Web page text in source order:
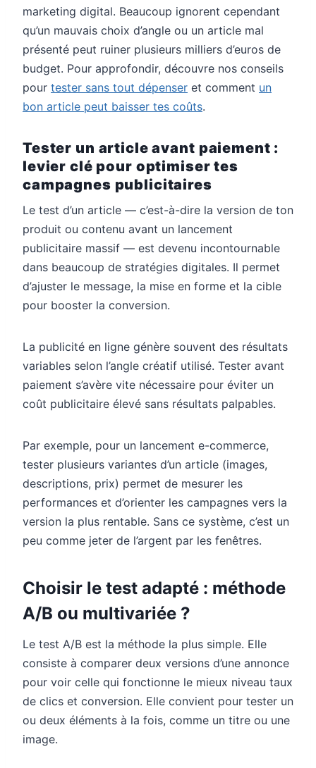
marketing digital. Beaucoup ignorent cependant
qu’un mauvais choix d’angle ou un article mal
présenté peut ruiner plusieurs milliers d’euros de
budget. Pour approfondir, découvre nos conseils
pour tester sans tout dépenser et comment un
bon article peut baisser tes coûts.
Tester un article avant paiement :
levier clé pour optimiser tes
campagnes publicitaires
Le test d’un article — c’est-à-dire la version de ton
produit ou contenu avant un lancement
publicitaire massif — est devenu incontournable
dans beaucoup de stratégies digitales. Il permet
d’ajuster le message, la mise en forme et la cible
pour booster la conversion.
La publicité en ligne génère souvent des résultats
variables selon l’angle créatif utilisé. Tester avant
paiement s’avère vite nécessaire pour éviter un
coût publicitaire élevé sans résultats palpables.
Par exemple, pour un lancement e-commerce,
tester plusieurs variantes d’un article (images,
descriptions, prix) permet de mesurer les
performances et d’orienter les campagnes vers la
version la plus rentable. Sans ce système, c’est un
peu comme jeter de l’argent par les fenêtres.
Choisir le test adapté : méthode
A/B ou multivariée ?
Le test A/B est la méthode la plus simple. Elle
consiste à comparer deux versions d’une annonce
pour voir celle qui fonctionne le mieux niveau taux
de clics et conversion. Elle convient pour tester un
ou deux éléments à la fois, comme un titre ou une
image.